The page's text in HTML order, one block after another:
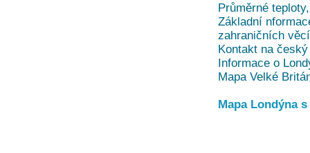
Průměrné
Základní
zahraničních
Kontakt na
Informace o
Mapa Velké
Mapa Londýna